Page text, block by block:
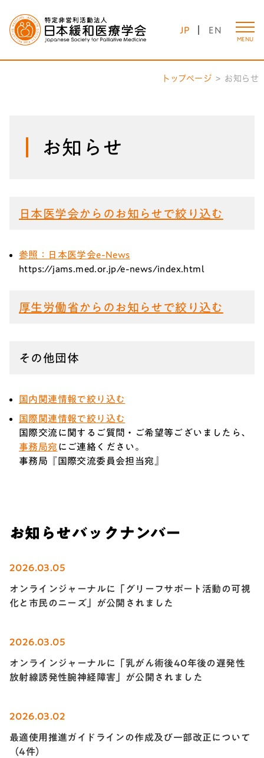
JP EN
MENU
トップページ お知らせ
お知らせ
日本医学会からのお知らせで絞り込む
参照：日本医学会e-News
https://jams.med.or.jp/e-news/index.html
厚生労働省からのお知らせで絞り込む
その他団体
国内関連情報で絞り込む
国際関連情報で絞り込む
国際交流に関するご質問・ご希望等ございましたら、
事務局宛 にご連絡ください。
事務局『国際交流委員会担当宛』
お知らせバックナンバー
2026.03.05
オンラインジャーナルに「グリーフサポート活動の可視
化と市民のニーズ」が公開されました
2026.03.05
オンラインジャーナルに「乳がん術後40年後の遅発性
放射線誘発性腕神経障害」が公開されました
2026.03.02
最適使用推進ガイドラインの作成及び一部改正について
（4件）